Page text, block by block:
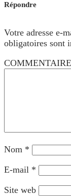
Répondre
Votre adresse e-
obligatoires sont
COMMENTAIRE
Nom *
E-mail *
Site web